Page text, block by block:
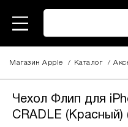
Магазин Apple / Каталог /
Чехол Флип для
CRADLE